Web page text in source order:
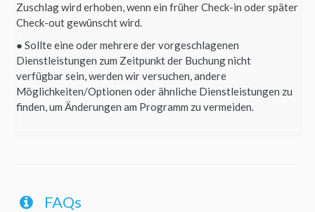
Zuschlag wird erhoben, wenn ein früher Check-in oder später
Check-out gewünscht wird.
● Sollte eine oder mehrere der vorgeschlagenen
Dienstleistungen zum Zeitpunkt der Buchung nicht
verfügbar sein, werden wir versuchen, andere
Möglichkeiten/Optionen oder ähnliche Dienstleistungen zu
finden, um Änderungen am Programm zu vermeiden.
FAQs